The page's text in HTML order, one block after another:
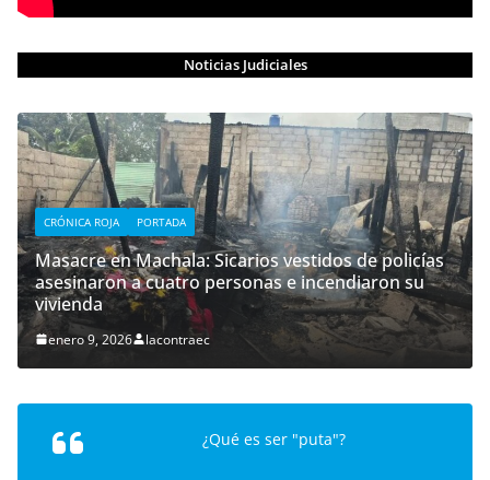
Noticias Judiciales
CRÓNICA ROJA PORTADA
Masacre en Machala: Sicarios vestidos de policías
asesinaron a cuatro personas e incendiaron su
vivienda
enero 9, 2026 lacontraec
¿Qué es ser "puta"?